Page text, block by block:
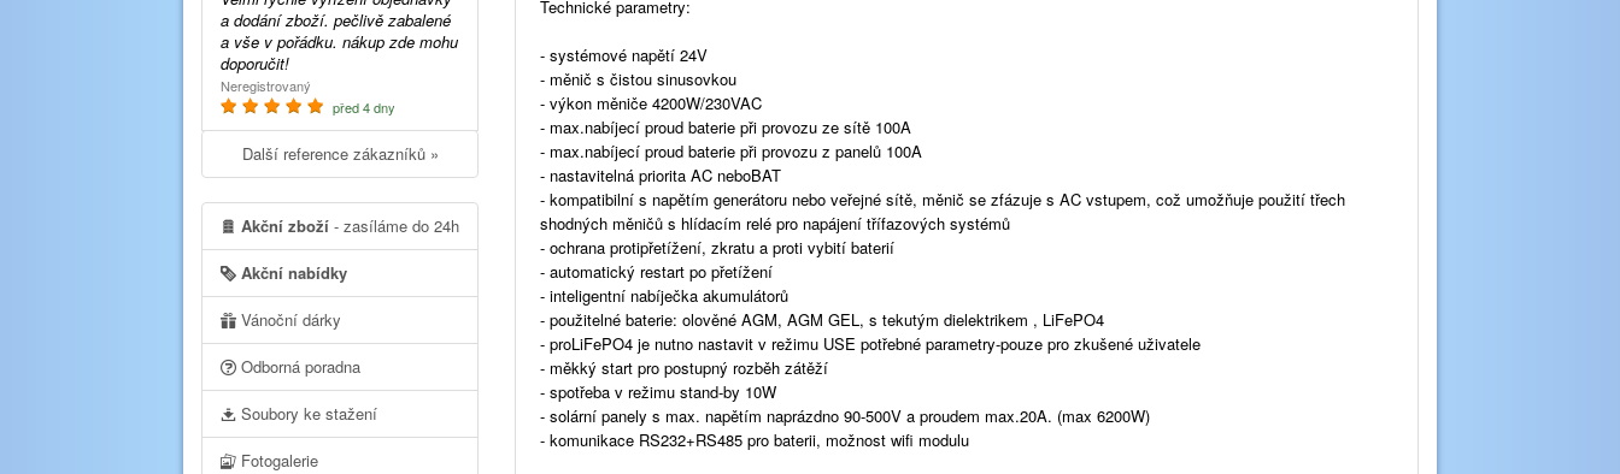
Technické parametry:
- systémové napětí 24V
- měnič s čistou sinusovkou
- výkon měniče 4200W/230VAC
- max.nabíjecí proud baterie při provozu ze sítě 100A
- max.nabíjecí proud baterie při provozu z panelů 100A
- nastavitelná priorita AC neboBAT
- kompatibilní s napětím generátoru nebo veřejné sítě, měnič se zfázuje s AC vstupem, což umožňuje použití třech
shodných měničů s hlídacím relé pro napájení třífazových systémů
- ochrana protipřetížení, zkratu a proti vybití baterií
- automatický restart po přetížení
- inteligentní nabíječka akumulátorů
- použitelné baterie: olověné AGM, AGM GEL, s tekutým dielektrikem , LiFePO4
- proLiFePO4 je nutno nastavit v režimu USE potřebné parametry-pouze pro zkušené uživatele
- měkký start pro postupný rozběh zátěží
- spotřeba v režimu stand-by 10W
- solární panely s max. napětím naprázdno 90-500V a proudem max.20A. (max 6200W)
- komunikace RS232+RS485 pro baterii, možnost wifi modulu
a dodání zboží. pečlivě zabalené
a vše v pořádku. nákup zde mohu
doporučit!
Neregistrovaný
před 4 dny
Další reference zákazníků »
Akční zboží - zasíláme do 24h
Akční nabídky
Vánoční dárky
Odborná poradna
Soubory ke stažení
Fotogalerie